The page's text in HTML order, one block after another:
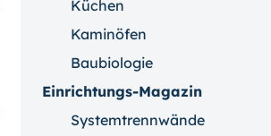
Küchen
Kaminöfen
Baubiologie
Einrichtungs-Magazin
Systemtrennwände